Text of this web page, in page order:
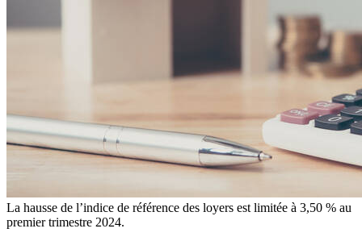
La hausse de l’indice de référence des loyers est limitée à 3,50 % au
premier trimestre 2024.